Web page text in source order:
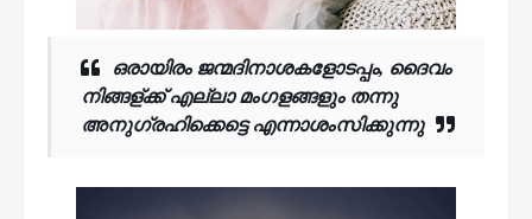
ഒരായിരം ജന്മദിനാശകളോടപ്പം, ദൈവം
നിങ്ങള്ക്ക് എല്ലാ മംഗളങ്ങളും തന്നു
അനുഗ്രഹിക്കെട്ടെ എന്നാശംസിക്കുന്നു